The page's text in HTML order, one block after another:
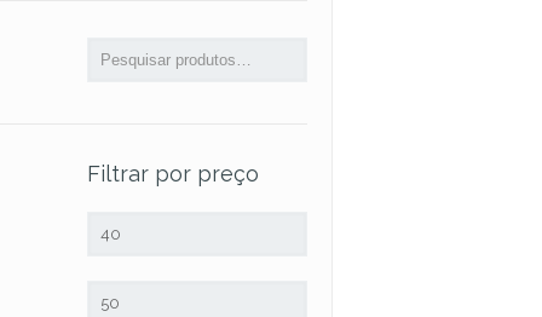
Filtrar por preço